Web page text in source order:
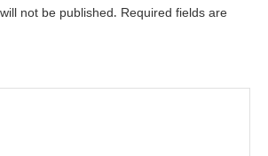
not be published. Required fields are